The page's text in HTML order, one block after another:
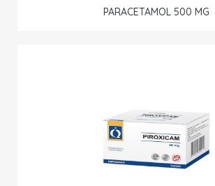
PARACETAMOL 500 MG